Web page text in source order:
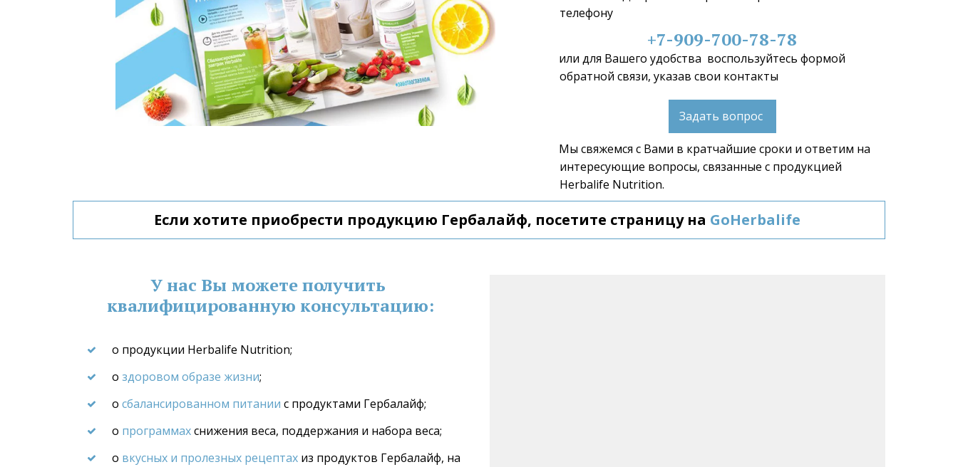
телефону
+7-909-700-78-78
или для Вашего удобства  воспользуйтесь формой
обратной связи, указав свои контакты
Задать вопрос
Мы свяжемся с Вами в кратчайшие сроки и ответим на
интересующие вопросы, связанные с продукцией
Herbalife Nutrition.
Если хотите приобрести продукцию Гербалайф, посетите страницу на GoHerbalife
У нас Вы можете получить
квалифицированную консультацию:
о продукции Herbalife Nutrition;
о здоровом образе жизни;
о сбалансированном питании с продуктами Гербалайф;
о программах снижения веса, поддержания и набора веса;
о вкусных и пролезных рецептах из продуктов Гербалайф, на